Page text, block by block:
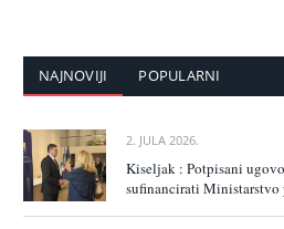
NAJNOVIJI POPULARNI
2. JULA 2026.
Kiseljak : Potpisani
sufinancirati Ministarstvo